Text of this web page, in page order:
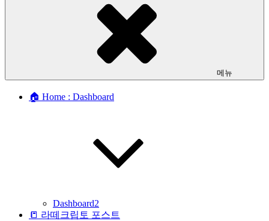
메뉴
🏠 Home : Dashboard
Dashboard2
📒 라떼크립토 포스트